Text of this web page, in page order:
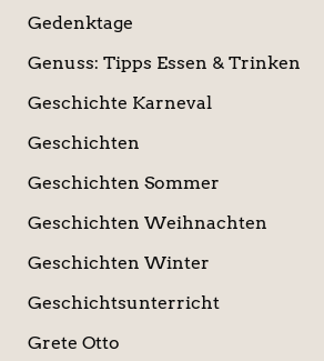
Gedenktage
Genuss: Tipps Essen & Trinken
Geschichte Karneval
Geschichten
Geschichten Sommer
Geschichten Weihnachten
Geschichten Winter
Geschichtsunterricht
Grete Otto